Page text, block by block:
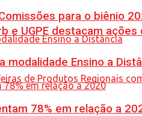
e UGPE destacam
para o biênio
modalidade Ensino a
78% em relação a